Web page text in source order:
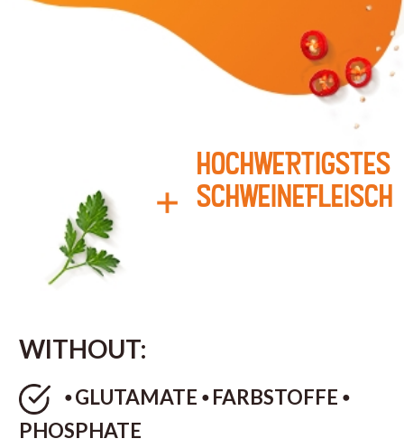
HOCHWERTIGSTES
SCHWEINEFLEISCH
WITHOUT:
⦁ GLUTAMATE ⦁ FARBSTOFFE ⦁
PHOSPHATE